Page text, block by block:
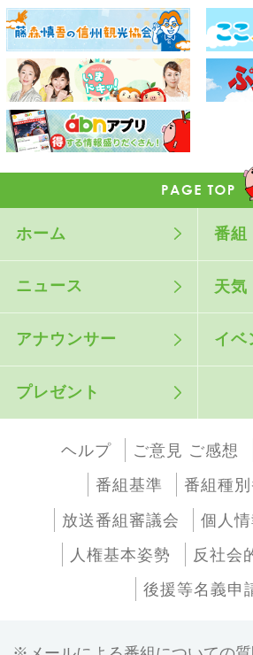
ホーム 番組
ニュース 天気
アナウンサー イベ
プレゼント
ヘルプ ご意見 ご感想
番組基準
番組種
放送番組審議会
個人
人権基本姿勢
反社会
後援等名義申